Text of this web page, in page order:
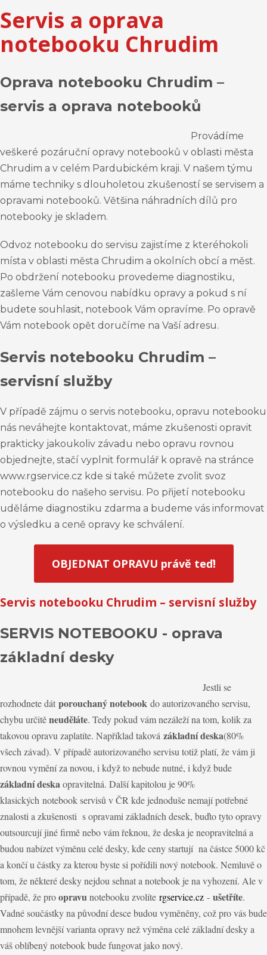
Servis a oprava
notebooku Chrudim
Oprava notebooku Chrudim –
servis a oprava notebooků
Provádíme
veškeré pozáruční opravy notebooků v oblasti města
Chrudim a v celém Pardubickém kraji. V našem týmu
máme techniky s dlouholetou zkušeností se servisem a
opravami notebooků. Většina náhradních dílů pro
notebooky je skladem.
Odvoz notebooku do servisu zajistíme z kteréhokoli
místa v oblasti města Chrudim a okolních obcí a měst.
Po obdržení notebooku provedeme diagnostiku,
zašleme Vám cenovou nabídku opravy a pokud s ní
budete souhlasit, notebook Vám opravíme. Po opravě
Vám notebook opět doručíme na Vaší adresu.
Servis notebooku Chrudim –
servisní služby
V případě zájmu o servis notebooku, opravu notebooku
nás neváhejte kontaktovat, máme zkušenosti opravit
prakticky jakoukoliv závadu nebo opravu rovnou
objednejte, stačí vyplnit formulář k opravě na stránce
www.rgservice.cz kde si také můžete zvolit svoz
notebooku do našeho servisu. Po přijetí notebooku
uděláme diagnostiku zdarma a budeme vás informovat
o výsledku a ceně opravy ke schválení.
OBJEDNAT OPRAVU právě teď!
Servis notebooku Chrudim – servisní služby
SERVIS NOTEBOOKU - oprava
základní desky
Jestli se
rozhodnete dát porouchaný notebook do autorizovaného servisu,
chybu určitěneuděláte. Tedy pokud vám nezáleží na tom, kolik za
takovou opravu zaplatíte. Například taková základní deska(80%
všech závad). V případě autorizovaného servisu totiž platí, že vám ji
rovnou vymění za novou, i když to nebude nutné, i když bude
základní deskaopravitelná. Další kapitolou je 90%
klasických notebook servisů v ČR kde jednoduše nemají potřebné
znalosti a zkušenosti s opravami základních desek, buďto tyto opravy
outsourcují jiné firmě nebo vám řeknou, že deska je neopravitelná a
budou nabízet výměnu celé desky, kde ceny startují na částce 5000 kč
a končí u částky za kterou byste si pořídili nový notebook. Nemluvě o
tom, že některé desky nejdou sehnata notebook je na vyhození. Ale v
případě, že proopravunotebooku zvolíte rgservice.cz - ušetříte.
Vadné součástky na původní desce budou vyměněny, což pro vás bude
mnohem levnější varianta opravy než výměna celé základní deskya
váš oblíbený notebook bude fungovat jako nový.